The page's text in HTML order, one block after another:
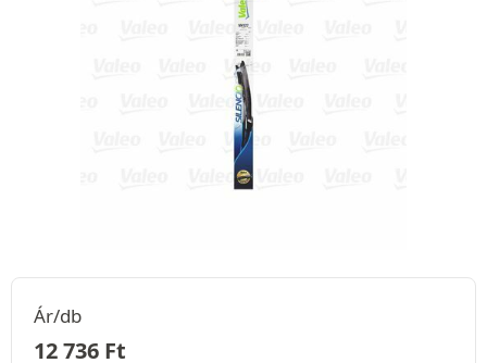
Ár/db
12 736 Ft